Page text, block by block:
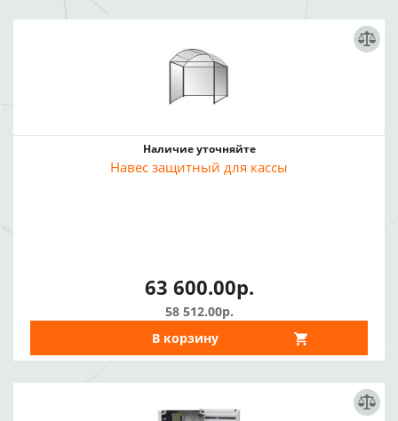
Наличие уточняйте
Навес защитный для кассы
63 600.00р.
58 512.00р.
В корзину